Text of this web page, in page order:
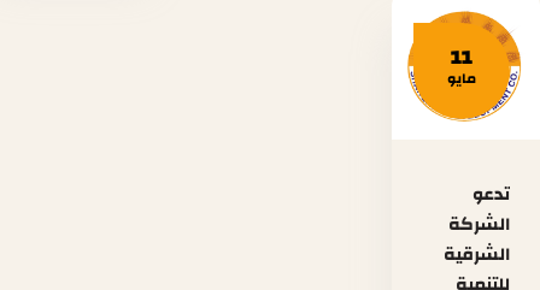
11
مايو
تدعو
الشركة
الشرقية